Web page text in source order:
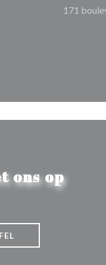
171
ons op